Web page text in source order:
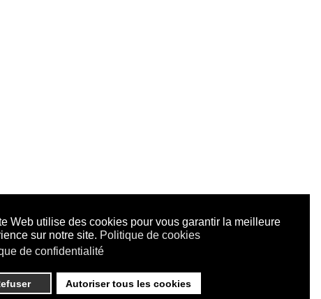
Web utilise des cookies pour vous garantir la meilleure
sur notre site. Politique de cookies
de confidentialité
Autoriser tous les cookies